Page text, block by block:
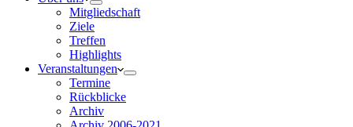
Mitgliedschaft
Ziele
Treffen
Highlights
Veranstaltungen
Termine
Rückblicke
Archiv